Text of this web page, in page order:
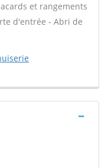
et rangements
d'entrée - Abri de